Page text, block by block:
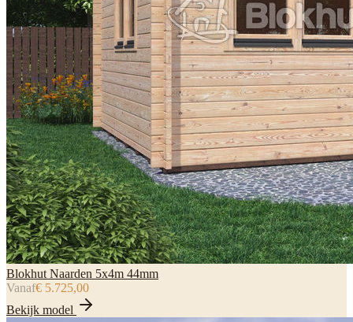
Blokhut Naarden 5x4m 44mm
Vanaf€ 5.725,00
Bekijk model